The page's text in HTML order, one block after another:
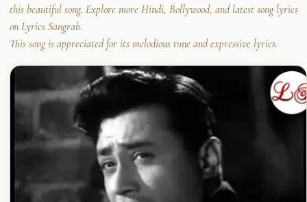
this beautiful song. Explore more Hindi, Bollywood, and latest song lyrics
on Lyrics Sangrah.
This song is appreciated for its melodious tune and expressive lyrics.